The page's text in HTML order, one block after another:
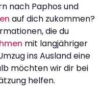
nach Paphos und
auf dich zukommen?
die du
mit langjähriger
ins Ausland eine
möchten wir dir bei
helfen.